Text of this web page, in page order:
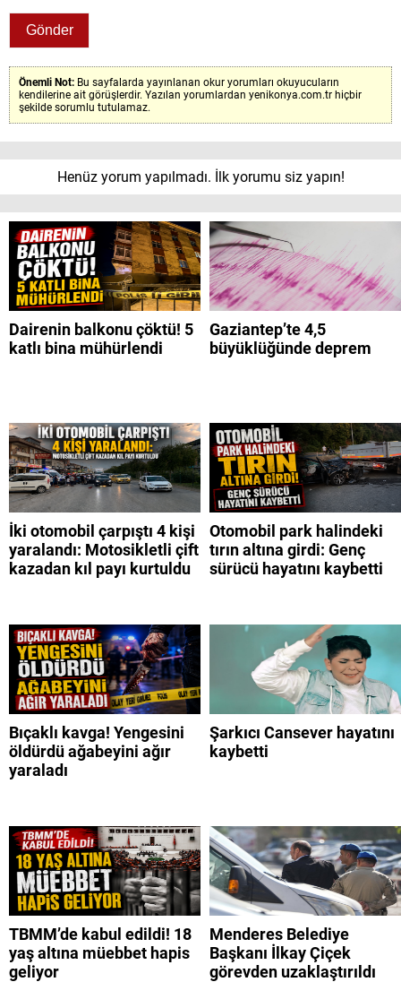
Önemli Not: Bu sayfalarda yayınlanan okur yorumları okuyucuların
kendilerine ait görüşlerdir. Yazılan yorumlardan yenikonya.com.tr hiçbir
şekilde sorumlu tutulamaz.
Henüz yorum yapılmadı. İlk yorumu siz yapın!
Dairenin balkonu çöktü! 5
katlı bina mühürlendi
Gaziantep’te 4,5
büyüklüğünde deprem
İki otomobil çarpıştı 4 kişi
yaralandı: Motosikletli çift
kazadan kıl payı kurtuldu
Otomobil park halindeki
tırın altına girdi: Genç
sürücü hayatını kaybetti
Bıçaklı kavga! Yengesini
öldürdü ağabeyini ağır
yaraladı
Şarkıcı Cansever hayatını
kaybetti
TBMM’de kabul edildi! 18
yaş altına müebbet hapis
geliyor
Menderes Belediye
Başkanı İlkay Çiçek
görevden uzaklaştırıldı